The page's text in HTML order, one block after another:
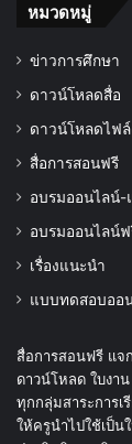
หมวดหมู่
ข่าวการศึกษา
ดาวน์โหลดสื่อ
ดาวน์โหลดไฟ
สื่อการสอนฟรี
อบรมออนไลน์
อบรมออนไลน์
เรื่องแนะนำ
แบบทดสอบออ
สื่อการสอนฟรี แจ
ดาวน์โหลด ใบงา
ทุกกลุ่มสาระการเ
ให้ครูนำไปใช้เป็น